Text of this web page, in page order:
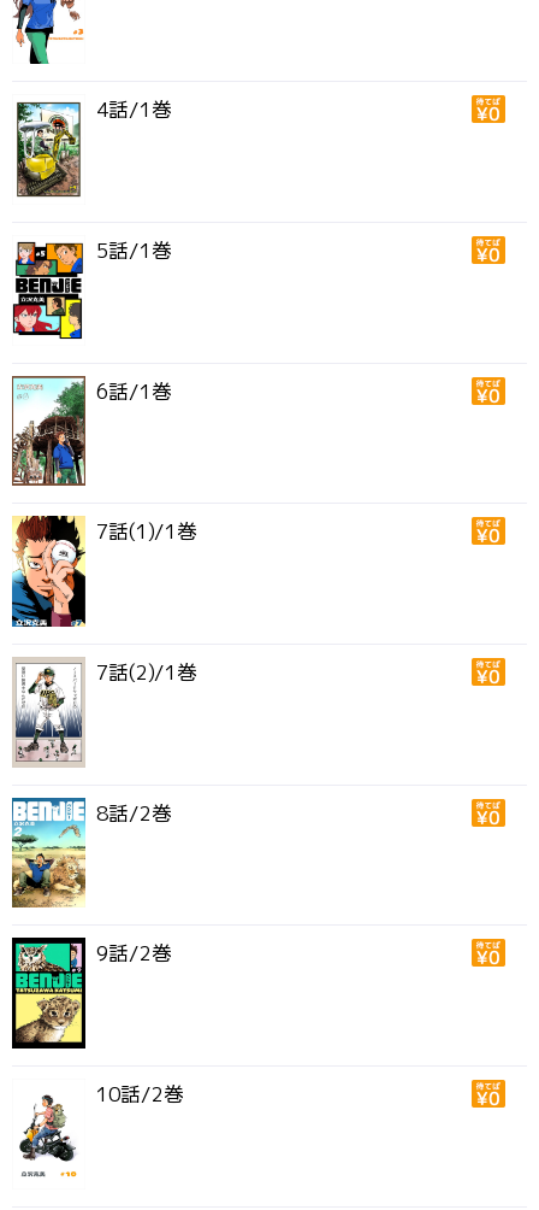
4話/1巻
5話/1巻
6話/1巻
7話(1)/1巻
7話(2)/1巻
8話/2巻
9話/2巻
10話/2巻